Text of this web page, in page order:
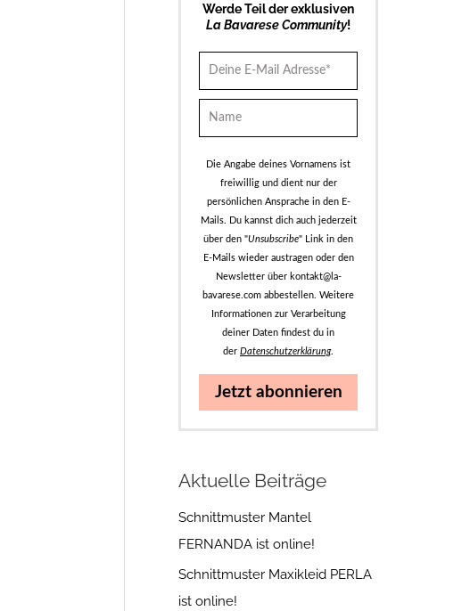
Werde Teil der exklusiven
La Bavarese Community!
Die Angabe deines Vornamens ist
freiwillig und dient nur der
persönlichen Ansprache in den E-
Mails. Du kannst dich auch jederzeit
über den "Unsubscribe" Link in den
E-Mails wieder austragen oder den
Newsletter über kontakt@la-
bavarese.com abbestellen. Weitere
Informationen zur Verarbeitung
deiner Daten findest du in
der Datenschutzerklärung.
Jetzt abonnieren
Aktuelle Beiträge
Schnittmuster Mantel
FERNANDA ist online!
Schnittmuster Maxikleid PERLA
ist online!